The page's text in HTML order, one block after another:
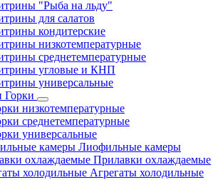
"Рыба на льду"
для салатов
кондитерские
низкотемпературные
среднетемпературные
угловые и КНП
универсальные
Горки
низкотемпературные
среднетемпературные
универсальные
Лиофильные камеры
Прилавки охлаждаемые
Агрегаты холодильные